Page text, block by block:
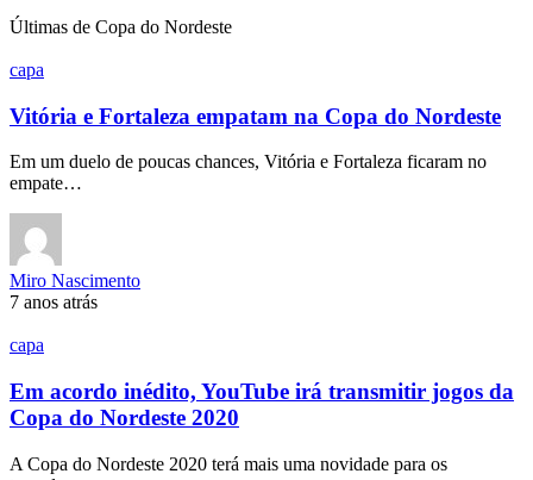
Últimas de Copa do Nordeste
capa
Vitória e Fortaleza empatam na Copa do Nordeste
Em um duelo de poucas chances, Vitória e Fortaleza ficaram no
empate…
Miro Nascimento
7 anos atrás
capa
Em acordo inédito, YouTube irá transmitir jogos da
Copa do Nordeste 2020
A Copa do Nordeste 2020 terá mais uma novidade para os